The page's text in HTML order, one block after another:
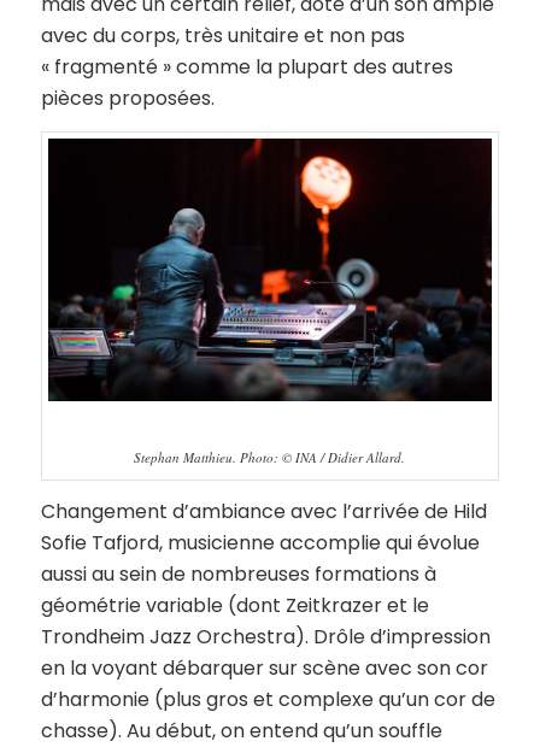
avec du corps, très unitaire et non pas
« fragmenté » comme la plupart des autres
pièces proposées.
Stephan Matthieu. Photo: © INA / Didier Allard.
Changement d’ambiance avec l’arrivée de Hild
Sofie Tafjord, musicienne accomplie qui évolue
aussi au sein de nombreuses formations à
géométrie variable (dont Zeitkrazer et le
Trondheim Jazz Orchestra). Drôle d’impression
en la voyant débarquer sur scène avec son cor
d’harmonie (plus gros et complexe qu’un cor de
chasse). Au début, on entend qu’un souffle